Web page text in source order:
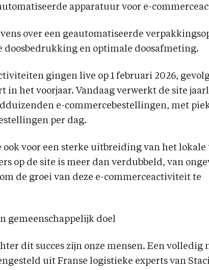
apparatuur voor e-
over een geautomatiseerde
doosbedrukking en optimale doosafmeting.
gingen live op 1 februari 2026,
in het voorjaar. Vandaag verwerkt de site
e-commercebestellingen, met
per dag.
ook voor een sterke uitbreiding van het lokale
op de site is meer dan verdubbeld, van
de groei van deze e-commerceactiviteit te
gemeenschappelijk doel
dit succes zijn onze mensen. Een volledig
uit Franse logistieke experts van